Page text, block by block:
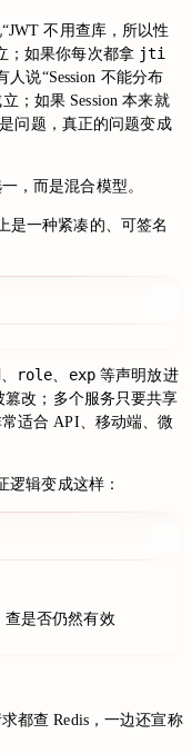
不用查库，所以性
；如果你每次都拿 jti
说“Session 不能分布
；如果 Session 本来就
问题，真正的问题变成
，而是混合模型。
是一种紧凑的、可签名
、 role、 exp等声明放进
改；多个服务只要共享
适合 API、移动端、微
逻辑变成这样：
否仍然有效
都查 Redis，一边还宣称